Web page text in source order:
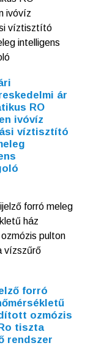
ár
RO
ivóvíz
víztisztító
forró
ozmózis
tiszta
rendszer